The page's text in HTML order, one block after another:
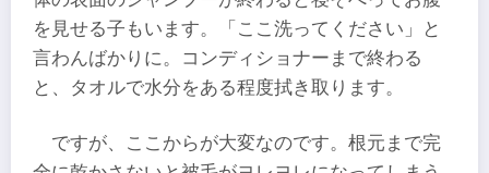
を見せる子もいます。「ここ洗ってください」と
言わんばかりに。コンディショナーまで終わる
と、タオルで水分をある程度拭き取ります。
ですが、ここからが大変なのです。根元まで完